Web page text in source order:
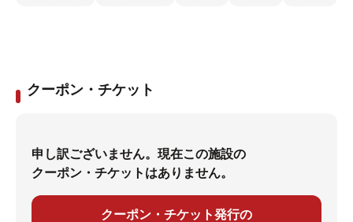
クーポン・チケット
申し訳ございません。現在この施設の
クーポン・チケットはありません。
クーポン・チケット発行の